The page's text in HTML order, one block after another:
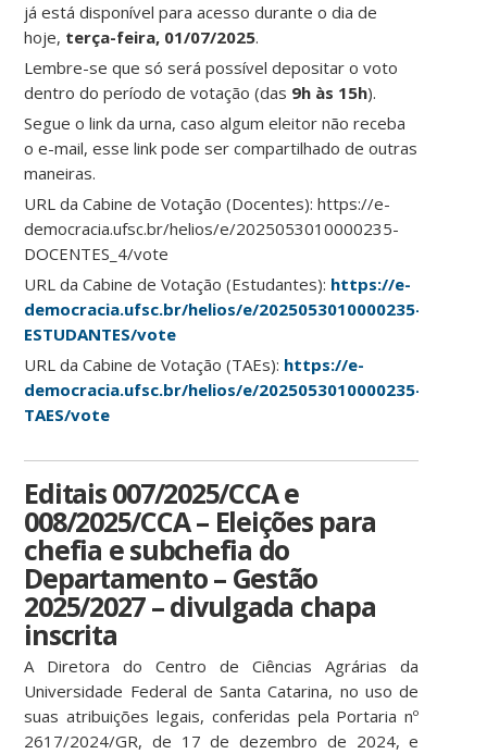
já está disponível para acesso durante o dia de
hoje, terça-feira, 01/07/2025.
Lembre-se que só será possível depositar o voto
dentro do período de votação (das 9h às 15h).
Segue o link da urna, caso algum eleitor não receba
o e-mail, esse link pode ser compartilhado de outras
maneiras.
URL da Cabine de Votação (Docentes): https://e-
democracia.ufsc.br/helios/e/2025053010000235-
DOCENTES_4/vote
URL da Cabine de Votação (Estudantes): https://e-
democracia.ufsc.br/helios/e/2025053010000235-
ESTUDANTES/vote
URL da Cabine de Votação (TAEs): https://e-
democracia.ufsc.br/helios/e/2025053010000235-
TAES/vote
Editais 007/2025/CCA e
008/2025/CCA – Eleições para
chefia e subchefia do
Departamento – Gestão
2025/2027 – divulgada chapa
inscrita
A Diretora do Centro de Ciências Agrárias da
Universidade Federal de Santa Catarina, no uso de
suas atribuições legais, conferidas pela Portaria nº
2617/2024/GR, de 17 de dezembro de 2024, e